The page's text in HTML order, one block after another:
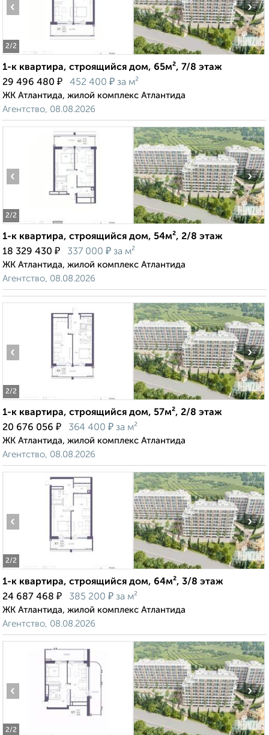
2/2
‹ ›
1-к квартира, строящийся дом, 65м², 7/8 этаж
29 496 480 ₽ 452 400 ₽ за м²
ЖК Атлантида, жилой комплекс Атлантида
Агентство, 08.08.2026
2/2
‹ ›
1-к квартира, строящийся дом, 54м², 2/8 этаж
18 329 430 ₽ 337 000 ₽ за м²
ЖК Атлантида, жилой комплекс Атлантида
Агентство, 08.08.2026
2/2
‹ ›
1-к квартира, строящийся дом, 57м², 2/8 этаж
20 676 056 ₽ 364 400 ₽ за м²
ЖК Атлантида, жилой комплекс Атлантида
Агентство, 08.08.2026
2/2
‹ ›
1-к квартира, строящийся дом, 64м², 3/8 этаж
24 687 468 ₽ 385 200 ₽ за м²
ЖК Атлантида, жилой комплекс Атлантида
Агентство, 08.08.2026
2/2
‹ ›